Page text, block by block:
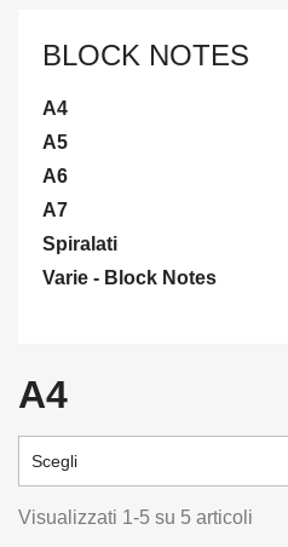
BLOCK NOTES
A4
A5
A6
A7
Spiralati
Varie - Block Notes
A4
Scegli
Visualizzati 1-5 su 5 articoli